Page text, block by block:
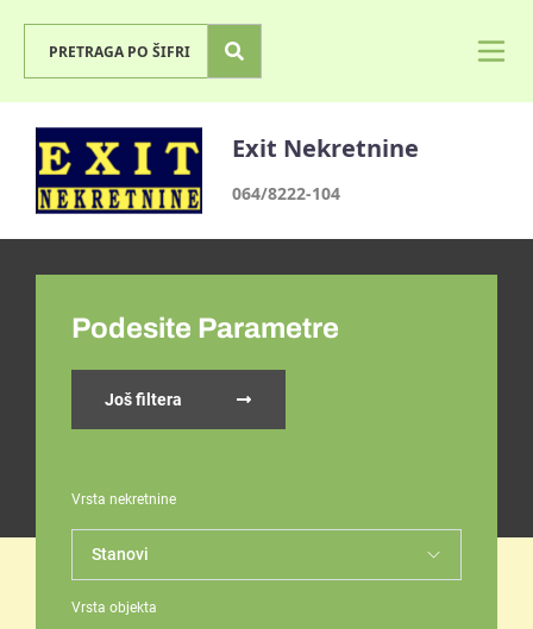
Exit Nekretnine
064/8222-104
Podesite Parametre
Još filtera
Vrsta nekretnine
Vrsta objekta